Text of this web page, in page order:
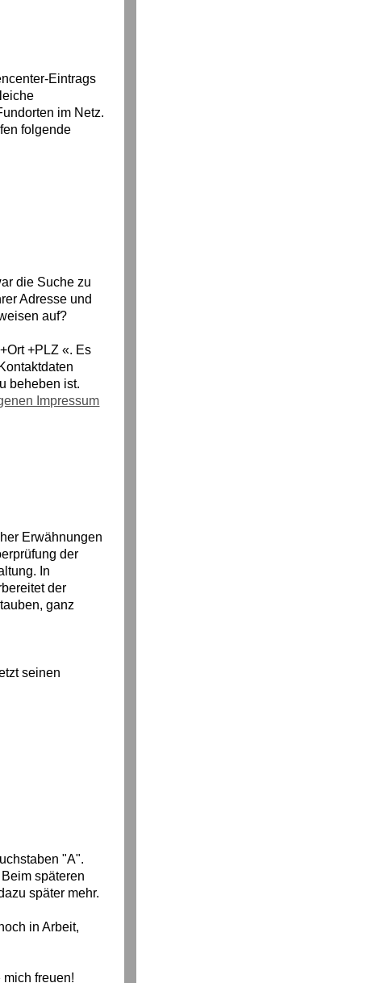
Eintrags
im Netz.
folgende
die Suche zu
Adresse und
auf?
+PLZ «. Es
beheben ist.
Impressum
Erwähnungen
der
In
der
ganz
seinen
"A".
späteren
später mehr.
in Arbeit,
freuen!